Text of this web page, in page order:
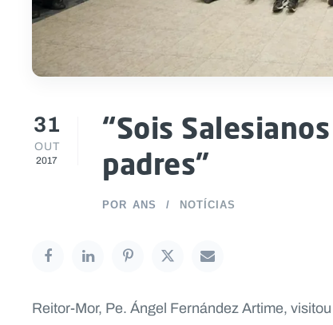
31
OUT
2017
“Sois
padres”
POR ANS NOTÍCIAS
Reitor-Mor, Pe. Ángel Fernández Artime,